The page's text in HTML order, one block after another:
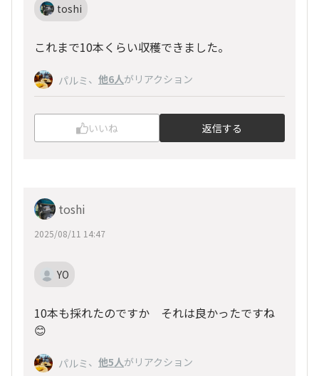
toshi
これまで10本くらい収穫できました。
パルミ 、 他6人がリアクション
いいね 返信する
toshi
2025/08/11 14:47
YO
10本も採れたのですか それは良かったですね
😊
パルミ 、 他5人がリアクション